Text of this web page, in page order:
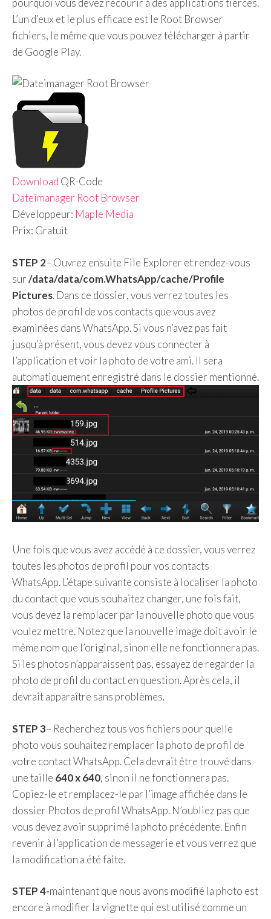
L’un d’eux et le plus efficace est le Root Browser
fichiers, le même que vous pouvez télécharger à partir
de Google Play.
Download QR-Code
Dateimanager Root Browser
Développeur: Maple Media
Prix: Gratuit
STEP 2– Ouvrez ensuite File Explorer et rendez-vous
sur/data/data/com.WhatsApp/cache/Profile
Pictures. Dans ce dossier, vous verrez toutes les
photos de profil de vos contacts que vous avez
examinées dans WhatsApp. Si vous n’avez pas fait
jusqu’à présent, vous devez vous connecter à
l’application et voir la photo de votre ami. Il sera
automatiquement enregistré dans le dossier mentionné.
Une fois que vous avez accédé à ce dossier, vous verrez
toutes les photos de profil pour vos contacts
WhatsApp. L’étape suivante consiste à localiser la photo
du contact que vous souhaitez changer, une fois fait,
vous devez la remplacer par la nouvelle photo que vous
voulez mettre. Notez que la nouvelle image doit avoir le
même nom que l’original, sinon elle ne fonctionnera pas.
Si les photos n’apparaissent pas, essayez de regarder la
photo de profil du contact en question. Après cela, il
devrait apparaître sans problèmes.
STEP 3– Recherchez tous vos fichiers pour quelle
photo vous souhaitez remplacer la photo de profil de
votre contact WhatsApp. Cela devrait être trouvé dans
une taille 640 x 640, sinon il ne fonctionnera pas.
Copiez-le et remplacez-le par l’image affichée dans le
dossier Photos de profil WhatsApp. N’oubliez pas que
vous devez avoir supprimé la photo précédente. Enfin
revenir à l’application de messagerie et vous verrez que
la modification a été faite.
STEP 4-maintenant que nous avons modifié la photo est
encore à modifier la vignette qui est utilisé comme un